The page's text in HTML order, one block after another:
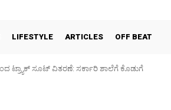
LIFESTYLE ARTICLES OFF BEAT
ಸೂಟ್ ವಿತರಣೆ: ಸರ್ಕಾರಿ ಶಾಲೆಗೆ ಕೊಡುಗೆ
Market-08/08/2026